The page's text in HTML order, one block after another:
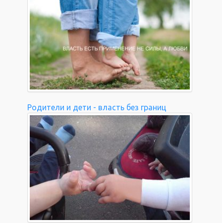
Родители и дети - власть без границ